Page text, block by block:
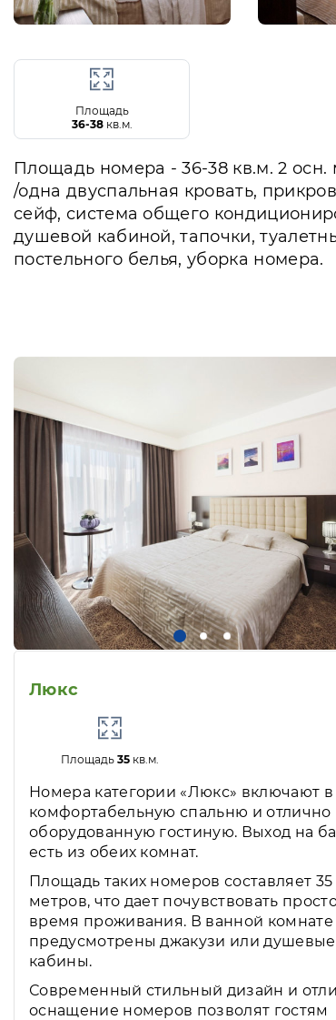
Площадь
36-38кв.м.
Площадь номера - 36-38 кв.м. 2 осн.
/одна двуспальная кровать,
сейф, система общего
душевой кабиной, тапочки,
постельного белья, уборка номера.
Люкс
Площадь 35кв.м.
Номера категории «Люкс» включают в
комфортабельную спальню и отлично
оборудованную гостиную. Выход на
есть из обеих комнат.
Площадь таких номеров составляет 35
метров, что дает почувствовать
время проживания. В ванной комнате
предусмотрены джакузи или душевые
кабины.
Современный стильный дизайн и
оснащение номеров позволят гостям